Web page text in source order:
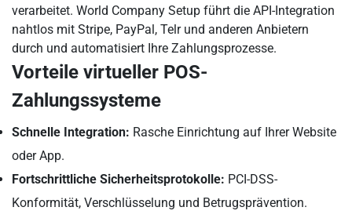
verarbeitet. World Company Setup führt die API-Integration
nahtlos mit Stripe, PayPal, Telr und anderen Anbietern
durch und automatisiert Ihre Zahlungsprozesse.
Vorteile virtueller POS-
Zahlungssysteme
Schnelle Integration: Rasche Einrichtung auf Ihrer Website
oder App.
Fortschrittliche Sicherheitsprotokolle: PCI-DSS-
Konformität, Verschlüsselung und Betrugsprävention.